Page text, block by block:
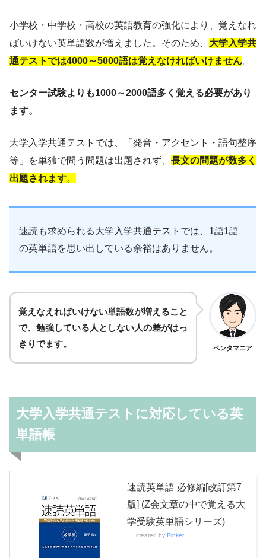
小学校・中学校・高校の英語教育の強化により、覚えなれ
ばいけない英単語数が増えました。そのため、 大学入学共
通テストでは4000～5000語は覚えなければいけません。
センター試験よりも1000～2000語多く覚える必要があり
ます。
大学入学共通テストでは、「発音・アクセント・語句整序
等」を単独で問う問題は出題されず、 長文の問題が数多く
出題されます。
速読も求められる大学入学共通テストでは、1語1語
の英単語を思い出している余裕はありません。
覚えなえればいけない単語数が増えること
で、勉強している人としない人の差がはっ
きりでます。
ペンタマニア
大学入学共通テストに対応している英
単語帳
速読英単語 必修編[改訂第7
版] (Z会文章の中で覚える大
学受験英単語シリーズ)
created by Rinker